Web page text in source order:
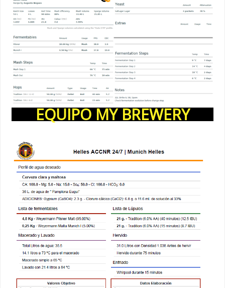
EQUIPO MY BREWERY